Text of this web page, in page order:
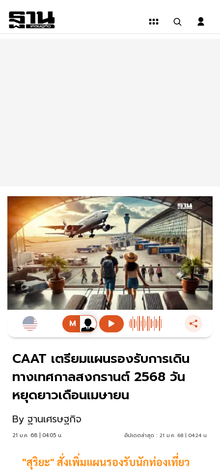
CAAT เตรียมแผนรองรับการเดิน
ทางเทศกาลสงกรานต์ 2568 วัน
หยุดยาวเดือนเมษายน
By ฐานเศรษฐกิจ
21 ม.ค. 68 | 04:05 น. อัปเดตล่าสุด : 21 ม.ค. 68 | 04:24 น.
"สุริยะ" สั่งเพิ่มแผนรองรับนักท่องเที่ยว